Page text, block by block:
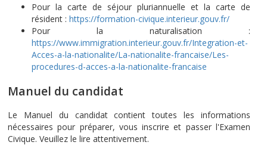
Pour la carte de séjour pluriannuelle et la carte de
résident : https://formation-civique.interieur.gouv.fr/
Pour la naturalisation :
https://www.immigration.interieur.gouv.fr/Integration-et-
Acces-a-la-nationalite/La-nationalite-francaise/Les-
procedures-d-acces-a-la-nationalite-francaise
Manuel du candidat
Le Manuel du candidat contient toutes les informations
nécessaires pour préparer, vous inscrire et passer l'Examen
Civique. Veuillez le lire attentivement.